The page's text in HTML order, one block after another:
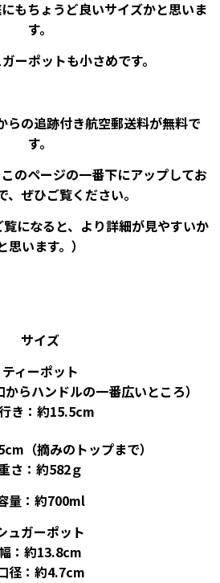
もちょうど良いサイズかと思いま
す。
ーポットも小さめです。
らの追跡付き航空郵送料が無料で
す。
のページの一番下にアップしてお
、ぜひご覧ください。
覧になると、より詳細が見やすいか
思います。）
サイズ
ティーポット
らハンドルの一番広いところ）
き：約15.5cm
（摘みのトップまで）
さ：約582ｇ
量：約700ml
ュガーポット
：約13.8cm
径：約4.7cm